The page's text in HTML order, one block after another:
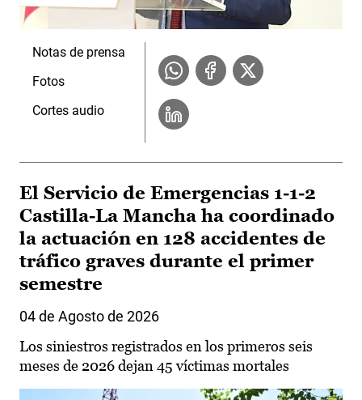
Notas de prensa
Fotos
Cortes audio
El Servicio de Emergencias 1-1-2
Castilla-La Mancha ha coordinado
la actuación en 128 accidentes de
tráfico graves durante el primer
semestre
04 de Agosto de 2026
Los siniestros registrados en los primeros seis
meses de 2026 dejan 45 víctimas mortales